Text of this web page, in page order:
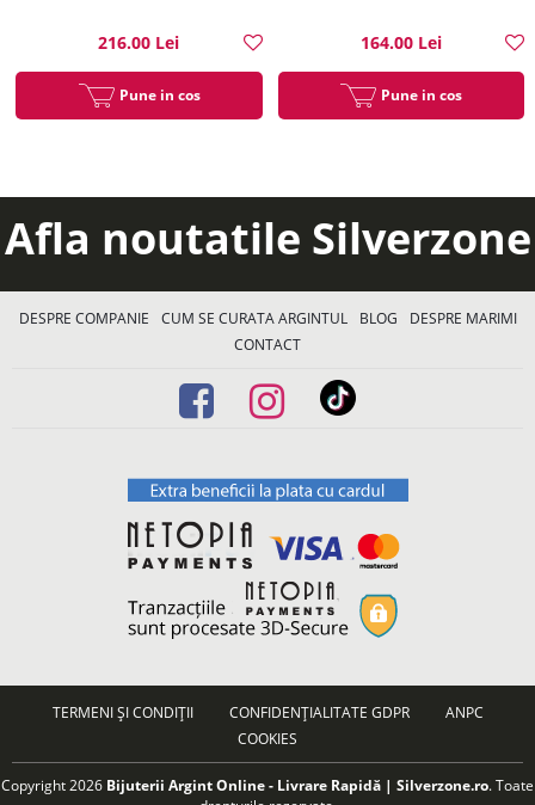
216.00 Lei
Pune in cos
164.00 Lei
Pune in cos
Afla noutatile Silverzone
DESPRE COMPANIE CUM SE CURATA ARGINTUL BLOG
DESPRE MARIMI
CONTACT
TERMENI ȘI CONDIȚII CONFIDENȚIALITATE GDPR
ANPC
COOKIES
Copyright 2026 Bijuterii Argint Online - Livrare Rapidă | Silverzone.ro. Toate